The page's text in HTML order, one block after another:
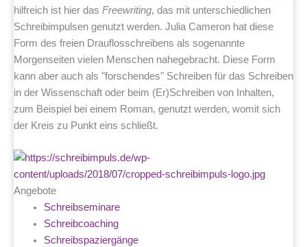
hilfreich ist hier das Freewriting, das mit unterschiedlichen
Schreibimpulsen genutzt werden. Julia Cameron hat diese
Form des freien Drauflosschreibens als sogenannte
Morgenseiten vielen Menschen nahegebracht. Diese Form
kann aber auch als "forschendes" Schreiben für das Schreiben
in der Wissenschaft oder beim (Er)Schreiben von Inhalten,
zum Beispiel bei einem Roman, genutzt werden, womit sich
der Kreis zu Punkt eins schließt.
Angebote
Schreibseminare
Schreibcoaching
Schreibspaziergänge